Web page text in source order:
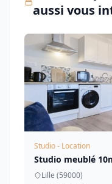
aussi vous
Studio - Location
Studio meublé
Lille (59000)